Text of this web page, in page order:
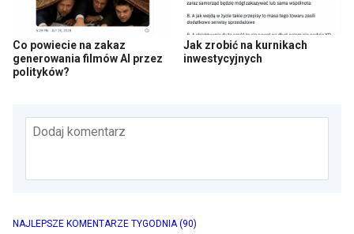
Co powiecie na zakaz
generowania filmów AI przez
polityków?
Jak zrobić na kurnikach
inwestycyjnych
Dodaj komentarz
NAJLEPSZE KOMENTARZE TYGODNIA(90)